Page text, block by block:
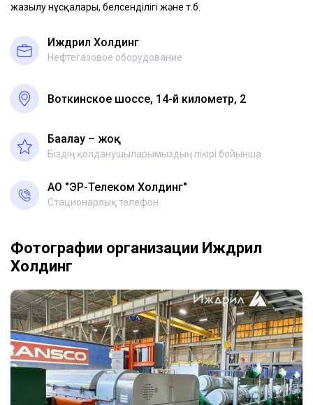
жазылу нұсқалары, белсенділігі және т.б.
Иждрил Холдинг
Нефтегазовое оборудование
Воткинское шоссе, 14-й километр, 2
Бағалау – жоқ
Біздің қолданушыларымыздың пікірі бойынша
АО "ЭР-Телеком Холдинг"
Стационарлық телефон
Фотографии организации Иждрил
Холдинг